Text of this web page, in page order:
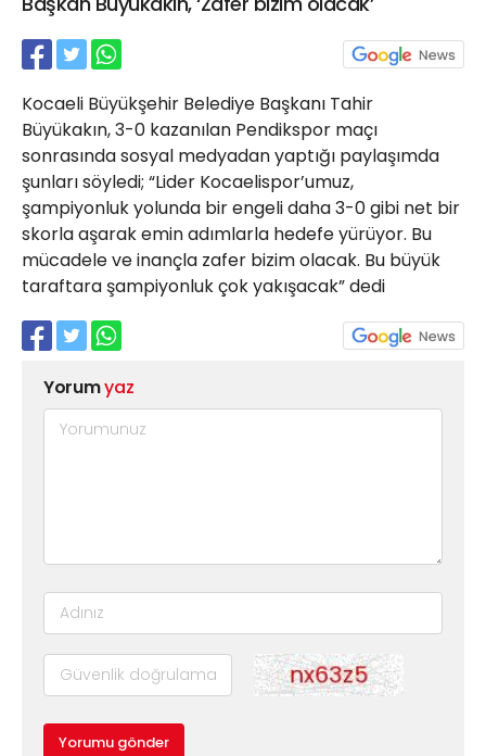
Kocaeli Büyükşehir Belediye Başkanı Tahir
Büyükakın, 3-0 kazanılan Pendikspor maçı
sonrasında sosyal medyadan yaptığı paylaşımda
şunları söyledi; “Lider Kocaelispor’umuz,
şampiyonluk yolunda bir engeli daha 3-0 gibi net bir
skorla aşarak emin adımlarla hedefe yürüyor. Bu
mücadele ve inançla zafer bizim olacak. Bu büyük
taraftara şampiyonluk çok yakışacak” dedi
Yorumyaz
Yorumu gönder
21 Gölcük
02624132333